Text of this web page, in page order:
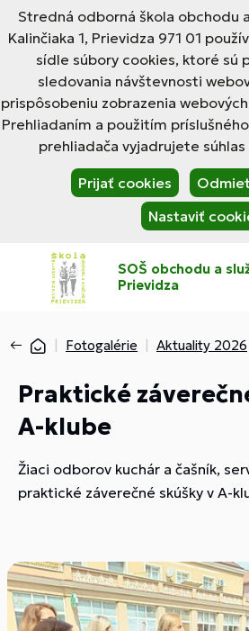
Stredná odborná škola obchodu
Kalinčiaka 1, Prievidza 971 01
sídle súbory cookies, ktoré sú
sledovania návštevnosti
prispôsobeniu zobrazenia
Prehliadaním a použitím
prehliadača vyjadrujete súhlas
Prijať cookies
Nastaviť
SOŠ obchodu a
Prievidza
Fotogalérie Aktuality 2026
Praktické
A-klube
Žiaci odborov kuchár a čašník,
praktické záverečné skúšky v A-